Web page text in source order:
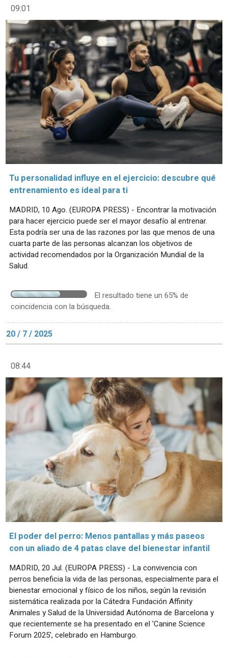
09:01
Tu personalidad influye en el ejercicio: descubre qué
entrenamiento es ideal para ti
MADRID, 10 Ago. (EUROPA PRESS) - Encontrar la motivación
para hacer ejercicio puede ser el mayor desafío al entrenar.
Esta podría ser una de las razones por las que menos de una
cuarta parte de las personas alcanzan los objetivos de
actividad recomendados por la Organización Mundial de la
Salud.
El resultado tiene un 65% de
coincidencia con la búsqueda.
20 / 7 / 2025
08:44
El poder del perro: Menos pantallas y más paseos
con un aliado de 4 patas clave del bienestar infantil
MADRID, 20 Jul. (EUROPA PRESS) - La convivencia con
perros beneficia la vida de las personas, especialmente para el
bienestar emocional y físico de los niños, según la revisión
sistemática realizada por la Cátedra Fundación Affinity
Animales y Salud de la Universidad Autónoma de Barcelona y
que recientemente se ha presentado en el 'Canine Science
Forum 2025', celebrado en Hamburgo.